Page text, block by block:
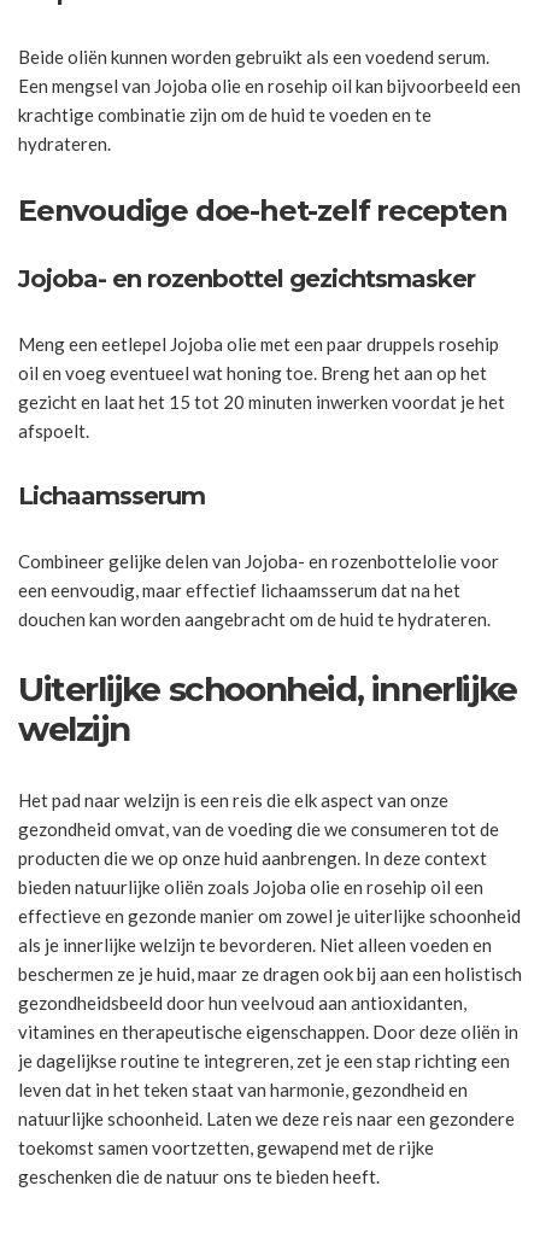
Beide oliën kunnen worden gebruikt als een voedend serum.
Een mengsel van Jojoba olie en rosehip oil kan bijvoorbeeld een
krachtige combinatie zijn om de huid te voeden en te
hydrateren.
Eenvoudige doe-het-zelf recepten
Jojoba- en rozenbottel gezichtsmasker
Meng een eetlepel Jojoba olie met een paar druppels rosehip
oil en voeg eventueel wat honing toe. Breng het aan op het
gezicht en laat het 15 tot 20 minuten inwerken voordat je het
afspoelt.
Lichaamsserum
Combineer gelijke delen van Jojoba- en rozenbottelolie voor
een eenvoudig, maar effectief lichaamsserum dat na het
douchen kan worden aangebracht om de huid te hydrateren.
Uiterlijke schoonheid, innerlijke
welzijn
Het pad naar welzijn is een reis die elk aspect van onze
gezondheid omvat, van de voeding die we consumeren tot de
producten die we op onze huid aanbrengen. In deze context
bieden natuurlijke oliën zoals Jojoba olie en rosehip oil een
effectieve en gezonde manier om zowel je uiterlijke schoonheid
als je innerlijke welzijn te bevorderen. Niet alleen voeden en
beschermen ze je huid, maar ze dragen ook bij aan een holistisch
gezondheidsbeeld door hun veelvoud aan antioxidanten,
vitamines en therapeutische eigenschappen. Door deze oliën in
je dagelijkse routine te integreren, zet je een stap richting een
leven dat in het teken staat van harmonie, gezondheid en
natuurlijke schoonheid. Laten we deze reis naar een gezondere
toekomst samen voortzetten, gewapend met de rijke
geschenken die de natuur ons te bieden heeft.